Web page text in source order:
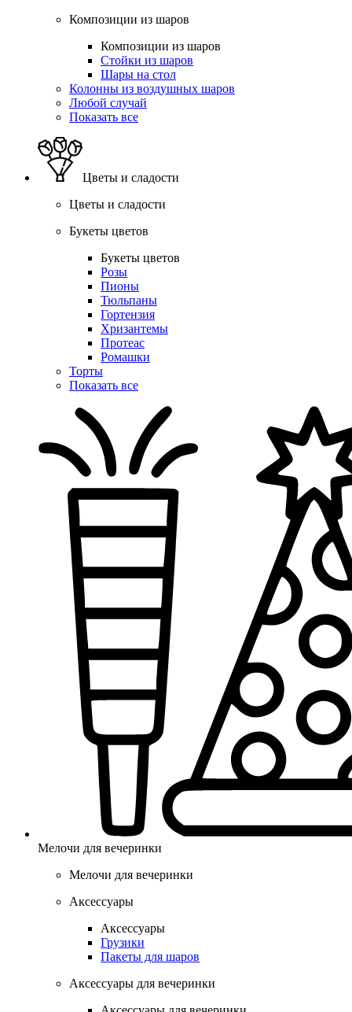
Композиции из шаров
Композиции из шаров
Стойки из шаров
Шары на стол
Колонны из воздушных шаров
Любой случай
Показать все
Цветы и сладости
Цветы и сладости
Букеты цветов
Букеты цветов
Розы
Пионы
Тюльпаны
Гортензия
Хризантемы
Протеас
Ромашки
Торты
Показать все
Мелочи для вечеринки
Мелочи для вечеринки
Аксессуары
Аксессуары
Грузики
Пакеты для шаров
Аксессуары для вечеринки